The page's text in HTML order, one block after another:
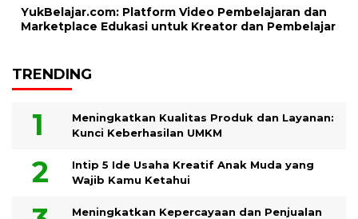
YukBelajar.com: Platform Video Pembelajaran dan
Marketplace Edukasi untuk Kreator dan Pembelajar
TRENDING
Meningkatkan Kualitas Produk dan Layanan:
Kunci Keberhasilan UMKM
Intip 5 Ide Usaha Kreatif Anak Muda yang
Wajib Kamu Ketahui
Meningkatkan Kepercayaan dan Penjualan